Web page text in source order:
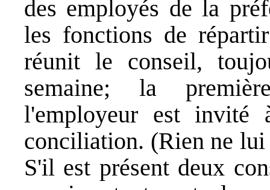
des employés de la
les fonctions de
réunit le conseil,
semaine; la
l'employeur est invité
conciliation. (Rien ne
S'il est présent deux